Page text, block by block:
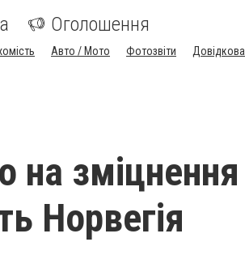
Оголошення
Авто / Мото Фотозвіти Довідкова
зміцнення
Норвегія